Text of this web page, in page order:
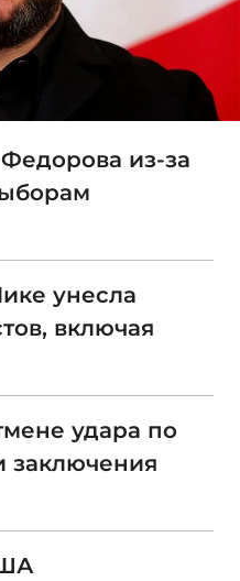
из-за
унесла
включая
удара по
заключения